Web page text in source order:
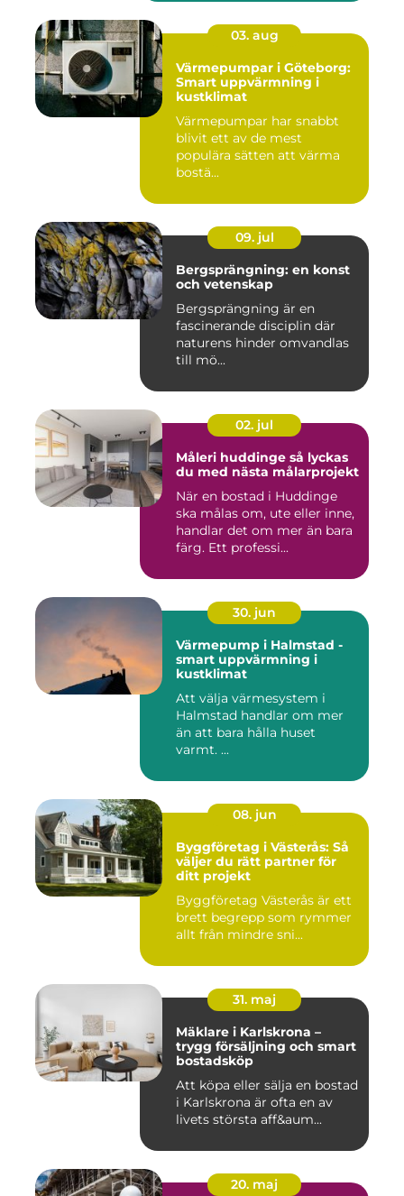
03. aug
Värmepumpar i Göteborg:
Smart uppvärmning i
kustklimat
Värmepumpar har snabbt
blivit ett av de mest
populära sätten att värma
bostä...
09. jul
Bergsprängning: en konst
och vetenskap
Bergsprängning är en
fascinerande disciplin där
naturens hinder omvandlas
till mö...
02. jul
Måleri huddinge så lyckas
du med nästa målarprojekt
När en bostad i Huddinge
ska målas om, ute eller inne,
handlar det om mer än bara
färg. Ett professi...
30. jun
Värmepump i Halmstad -
smart uppvärmning i
kustklimat
Att välja värmesystem i
Halmstad handlar om mer
än att bara hålla huset
varmt. ...
08. jun
Byggföretag i Västerås: Så
väljer du rätt partner för
ditt projekt
Byggföretag Västerås är ett
brett begrepp som rymmer
allt från mindre sni...
31. maj
Mäklare i Karlskrona –
trygg försäljning och smart
bostadsköp
Att köpa eller sälja en bostad
i Karlskrona är ofta en av
livets största aff&aum...
20. maj